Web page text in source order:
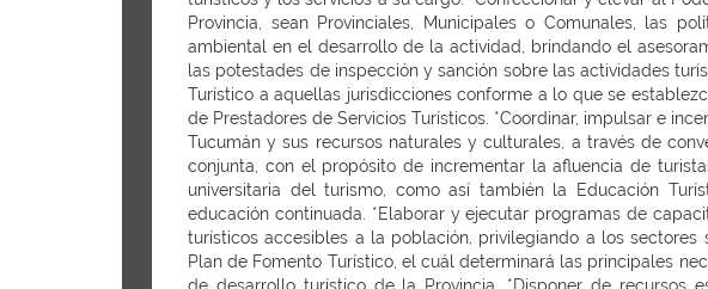
Provincia, sean Provinciales, Municipales o Comunales, las
ambiental en el desarrollo de la actividad, brindando el
las potestades de inspección y sanción sobre las actividades
Turístico a aquellas jurisdicciones conforme a lo que se
de Prestadores de Servicios Turísticos. *Coordinar, impulsar e
Tucumán y sus recursos naturales y culturales, a través de
conjunta, con el propósito de incrementar la afluencia de
universitaria del turismo, como así también la Educación
educación continuada. *Elaborar y ejecutar programas de
turísticos accesibles a la población, privilegiando a los
Plan de Fomento Turístico, el cuál determinará las principales